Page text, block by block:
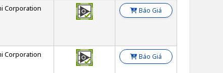
Corporation Báo Giá
Corporation Báo Giá